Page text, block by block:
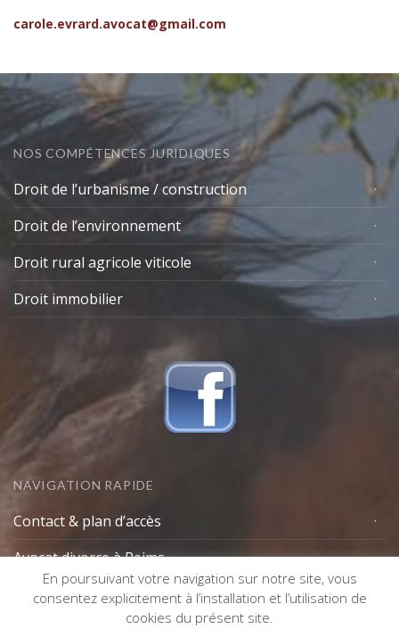
carole.evrard.avocat@gmail.com
NOS COMPÉTENCES JURIDIQUES
Droit de l’urbanisme / construction
Droit de l’environnement
Droit rural agricole viticole
Droit immobilier
NAVIGATION RAPIDE
Contact & plan d’accès
Avocat divorce à Reims
Lexique avocat
En poursuivant votre navigation sur notre site, vous
consentez explicitement à l’installation et l’utilisation de
cookies du présent site.